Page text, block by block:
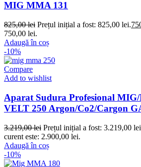
MIG MMA 131
825,00lei Prețul inițial a fost: 825,00 lei.
750,00 lei.
Adaugă în coș
-10%
Compare
Add to wishlist
Aparat Sudura Profesional
VELT 250 Argon/Co2/Cargon
3.219,00lei Prețul inițial a fost: 3.219,00
curent este: 2.900,00 lei.
Adaugă în coș
-10%